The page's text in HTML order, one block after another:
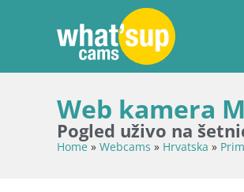
Web kamera
Pogled uživo na
Home » Webcams » Hrvatska »